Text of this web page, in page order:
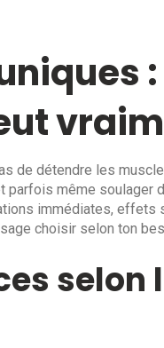
:
de détendre les
même soulager
immédiates, effets
choisir selon ton
selon